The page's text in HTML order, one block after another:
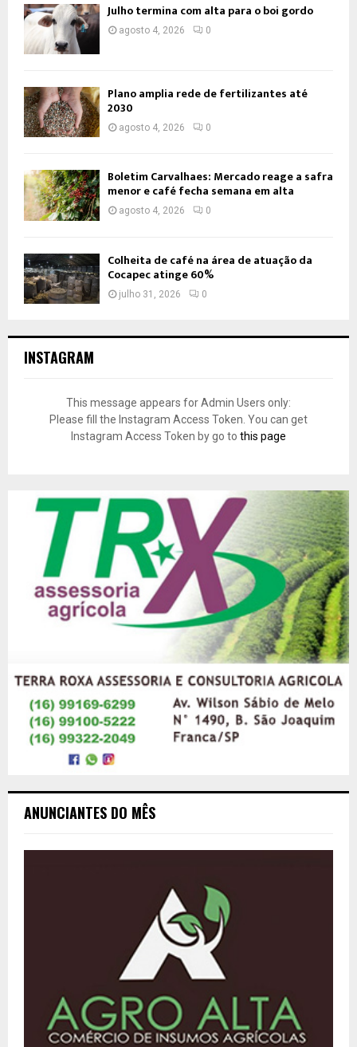
Julho termina com alta para o boi gordo
agosto 4, 2026 0
Plano amplia rede de fertilizantes até
2030
agosto 4, 2026 0
Boletim Carvalhaes: Mercado reage a safra
menor e café fecha semana em alta
agosto 4, 2026 0
Colheita de café na área de atuação da
Cocapec atinge 60%
julho 31, 2026 0
INSTAGRAM
This message appears for Admin Users only:
Please fill the Instagram Access Token. You can get
Instagram Access Token by go to this page
ANUNCIANTES DO MÊS